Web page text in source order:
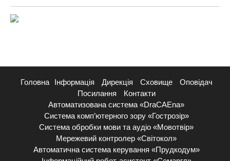
Головна Інформація Дирекція Сховище
Оповідач
Посилання
Контакти
Автоматизована система «DraCAEna»
Система комп’ютерного зору «Гострозір»
Система обробки мови та аудіо «Мовотвір»
Мережевий контролер «Світокол»
Автоматична система керування «Прудкодум»